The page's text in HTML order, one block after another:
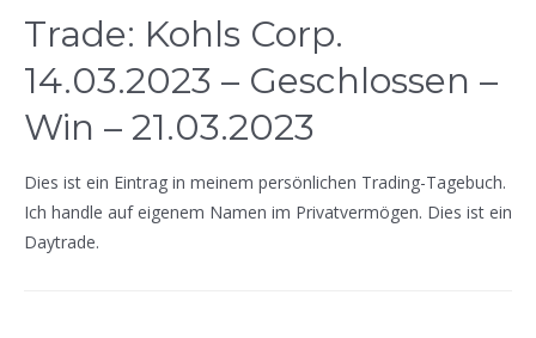
Trade: Kohls Corp.
14.03.2023 – Geschlossen –
Win – 21.03.2023
Dies ist ein Eintrag in meinem persönlichen Trading-Tagebuch.
Ich handle auf eigenem Namen im Privatvermögen. Dies ist ein
Daytrade.